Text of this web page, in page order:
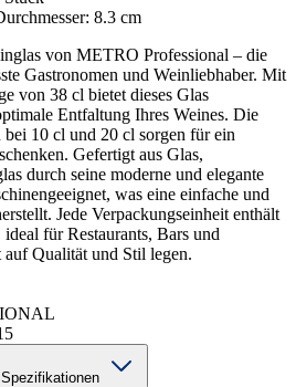
8.3 cm
von METRO Professional – die
Gastronomen und Weinliebhaber. Mit
von 38 cl bietet dieses Glas
Entfaltung Ihres Weines. Die
10 cl und 20 cl sorgen für ein
Gefertigt aus Glas,
durch seine moderne und elegante
was eine einfache und
Jede Verpackungseinheit enthält
für Restaurants, Bars und
Qualität und Stil legen.